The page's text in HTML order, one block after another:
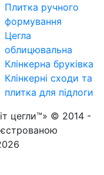
Плитка ручного
формування
Цегла
облицювальна
Клінкерна бруківка
Клінкерні сходи та
плитка для підлоги
цегли™» © 2014 -